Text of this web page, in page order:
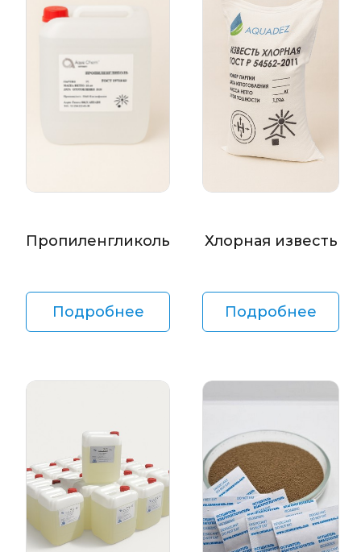
Пропиленгликоль
Подробнее
Хлорная известь
Подробнее